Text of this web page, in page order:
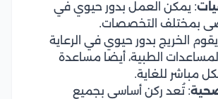
: يمكن العمل بدور حيوي في
بمختلف التخصصات.
الخريج بدور حيوي في الرعاية
الطبية، أيضا مساعدة
مباشر للغاية.
: تُعد ركن أساسي بجميع